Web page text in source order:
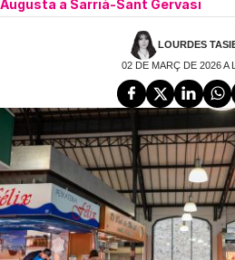
Augusta a Sarrià-Sant Gervasi
LOURDES
02 DE MARÇ DE 2026 A